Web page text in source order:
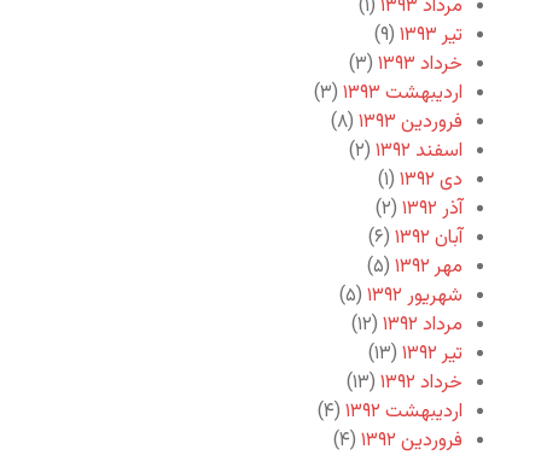
مرداد ۱۳۹۳
(۱)
تیر ۱۳۹۳
(۹)
خرداد ۱۳۹۳
(۳)
اردیبهشت ۱۳۹۳
(۳)
فروردین ۱۳۹۳
(۸)
اسفند ۱۳۹۲
(۲)
دی ۱۳۹۲
(۱)
آذر ۱۳۹۲
(۲)
آبان ۱۳۹۲
(۶)
مهر ۱۳۹۲
(۵)
شهریور ۱۳۹۲
(۵)
مرداد ۱۳۹۲
(۱۲)
تیر ۱۳۹۲
(۱۳)
خرداد ۱۳۹۲
(۱۳)
اردیبهشت ۱۳۹۲
(۴)
فروردین ۱۳۹۲
(۴)